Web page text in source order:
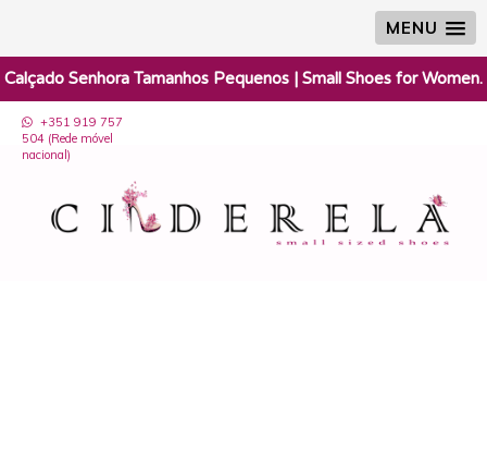
MENU
Tamanhos 32, 33, 34 e 35.
+351 919 757
504 (Rede móvel
nacional)